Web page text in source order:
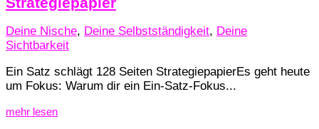
Deine Nische, Deine Selbstständigkeit, Deine
Sichtbarkeit
Ein Satz schlägt 128 Seiten StrategiepapierEs geht heute
um Fokus: Warum dir ein Ein-Satz-Fokus...
mehr lesen